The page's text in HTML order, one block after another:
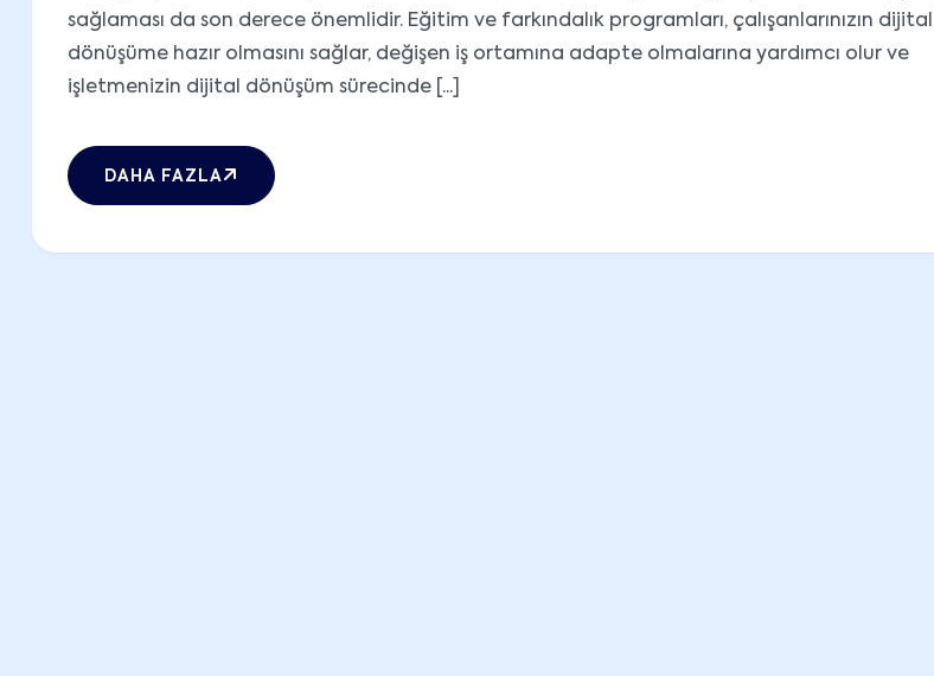
sağlaması da son derece önemlidir. Eğitim ve farkındalık programları, çalışanlarınızın dijital
dönüşüme hazır olmasını sağlar, değişen iş ortamına adapte olmalarına yardımcı olur ve
işletmenizin dijital dönüşüm sürecinde [...]
DAHA FAZLA